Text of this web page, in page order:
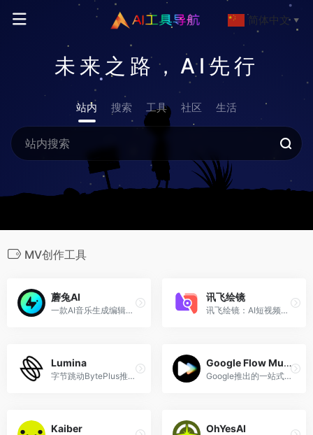
未来之路，AI先行
站内 搜索 工具 社区 生活
MV创作工具
蘑兔AI
一款AI音乐生成编辑软件
讯飞绘镜
讯飞绘镜：AI短视频创作平台，支持AI短剧、MV创作
Lumina
字节跳动BytePlus推出的一站式AI创意生产平台
Google Flow Music
Google推出的一站式AI音乐创作平台
Kaiber OhYesAI
简体中文 ▼